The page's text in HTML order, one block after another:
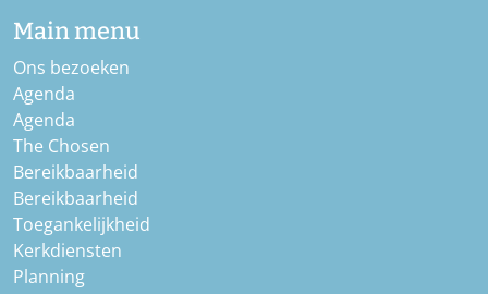
Main menu
Ons bezoeken
Agenda
Agenda
The Chosen
Bereikbaarheid
Bereikbaarheid
Toegankelijkheid
Kerkdiensten
Planning